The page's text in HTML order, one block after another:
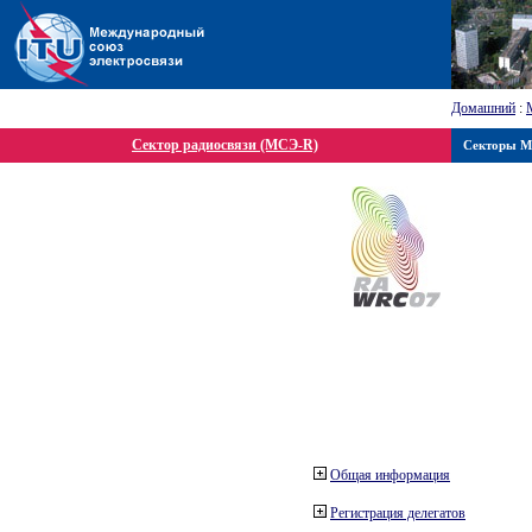
Домашний :
Сектор радиосвязи (МСЭ-R)
Общая информация
Регистрация делегатов
Секторы